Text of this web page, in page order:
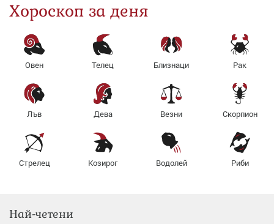
Хороскоп за деня
Овен Телец Близнаци Рак
Лъв Дева Везни Скорпион
Стрелец Козирог Водолей Риби
Най-четени